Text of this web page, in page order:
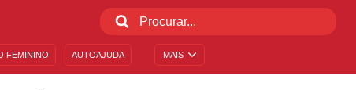
MAIS
FEMININO AUTOAJUDA